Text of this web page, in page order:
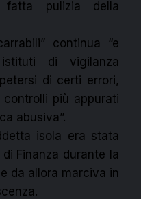
fatta pulizia della
continua “e
di vigilanza
di certi errori,
più appurati
abusiva”.
isola era stata
Finanza durante la
da allora marciva in